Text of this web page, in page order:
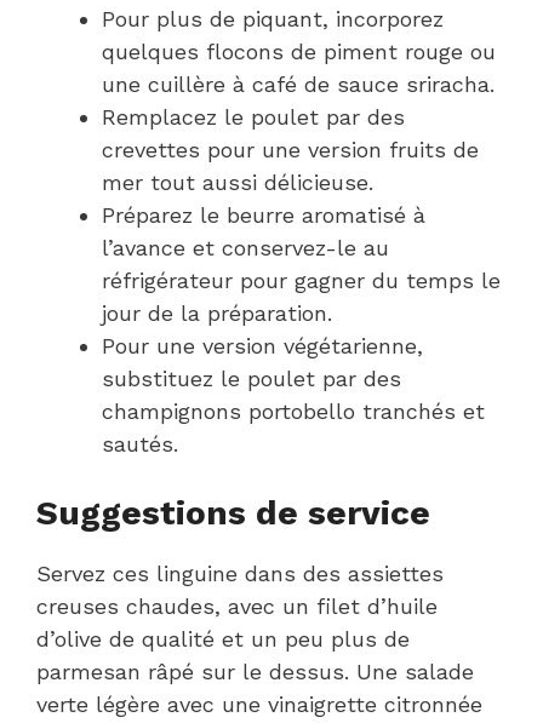
Pour plus de piquant, incorporez
quelques flocons de piment rouge ou
une cuillère à café de sauce sriracha.
Remplacez le poulet par des
crevettes pour une version fruits de
mer tout aussi délicieuse.
Préparez le beurre aromatisé à
l’avance et conservez-le au
réfrigérateur pour gagner du temps le
jour de la préparation.
Pour une version végétarienne,
substituez le poulet par des
champignons portobello tranchés et
sautés.
Suggestions de service
Servez ces linguine dans des assiettes
creuses chaudes, avec un filet d’huile
d’olive de qualité et un peu plus de
parmesan râpé sur le dessus. Une salade
verte légère avec une vinaigrette citronnée